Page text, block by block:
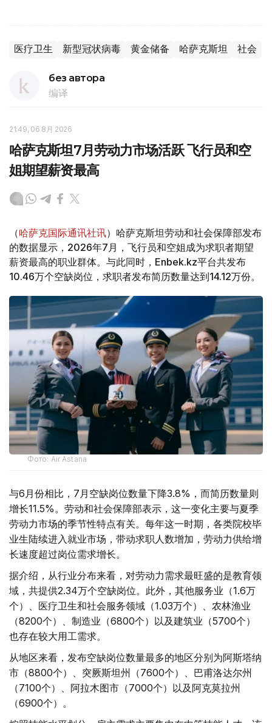
医疗卫生 新型冠状病毒 黄金储备 哈萨克斯坦 社会
без автора
编译
21:49, 06 8月 2026
哈萨克斯坦7月劳动力市场活跃 飞行员和空
姐期望薪资最高
（哈萨克国际通讯社讯）哈萨克斯坦劳动和社会保障部发布
的数据显示，2026年7月，飞行员和空姐成为求职者期望
薪资最高的职业群体。与此同时，Enbek.kz平台共发布
10.46万个空缺岗位，求职者发布简历数量达到14.12万份。
Фото: Air Astana
与6月份相比，7月空缺岗位数量下降3.8%，而简历数量则
增长11.5%。劳动和社会保障部表示，这一变化主要与夏季
劳动力市场的季节性特点有关。每年这一时期，各类院校毕
业生陆续进入就业市场，带动求职人数增加，劳动力供给增
长速度超过岗位需求增长。
据介绍，从行业分布来看，对劳动力需求最旺盛的是教育领
域，共提供2.34万个空缺岗位。此外，其他服务业（1.6万
个）、医疗卫生和社会服务领域（1.03万个）、农林渔业
（8200个）、制造业（6800个）以及建筑业（5700个）
也存在较大用工需求。
从地区来看，发布空缺岗位数量最多的地区分别为阿斯塔纳
市（8800个）、突厥斯坦州（7600个）、巴甫洛达尔州
（7100个）、阿拉木图市（7000个）以及阿克莫拉州
（6900个）。